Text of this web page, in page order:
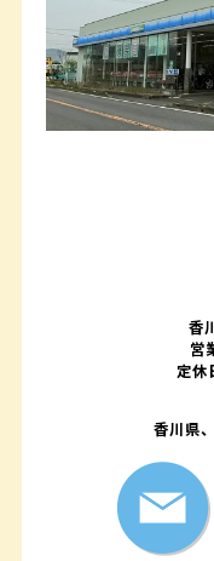
香
営
定休
香川県